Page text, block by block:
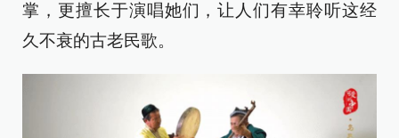
掌，更擅长于演唱她们，让人们有幸聆听这经
久不衰的古老民歌。